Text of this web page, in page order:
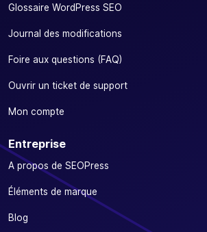
Glossaire WordPress SEO
Journal des modifications
Foire aux questions (FAQ)
Ouvrir un ticket de support
Mon compte
Entreprise
A propos de SEOPress
Éléments de marque
Blog